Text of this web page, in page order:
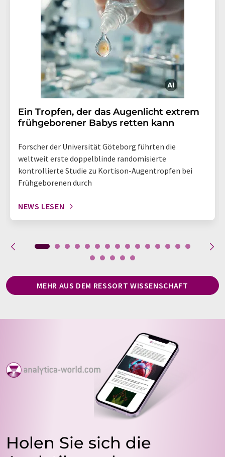
Ein Tropfen, der das Augenlicht extrem
frühgeborener Babys retten kann
Forscher der Universität Göteborg führten die
weltweit erste doppelblinde randomisierte
kontrollierte Studie zu Kortison-Augentropfen bei
Frühgeborenen durch
NEWS LESEN
MEHR AUS DEM RESSORT WISSENSCHAFT
Holen Sie sich die